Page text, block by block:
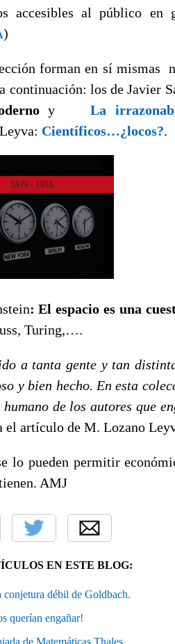
accesibles al público en
)
forman en sí mismas
continuación: los de Javier
y
La
Científicos…¿locos?.
: El espacio es una
Turing,….
a tanta gente y tan
y bien hecho. En esta
de los autores que
el artículo de M. Lozano
lo pueden permitir
AMJ
EN ESTE BLOG:
conjetura débil de Goldbach.
querían engañar!
de Matemáticas Thales.